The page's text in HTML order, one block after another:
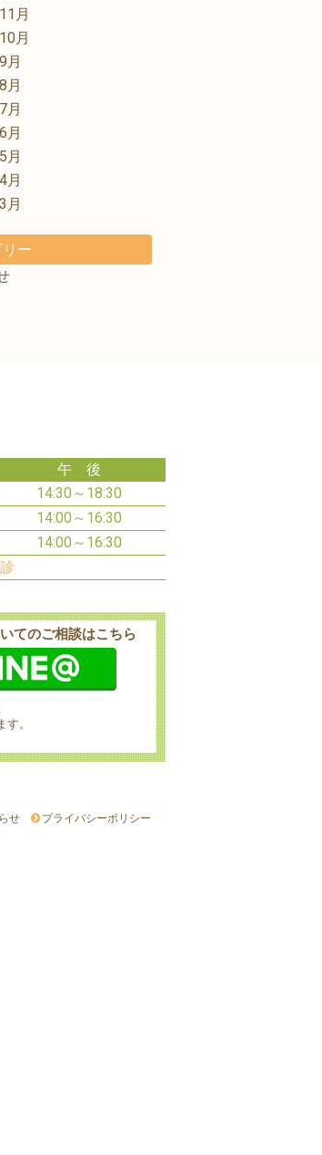
月
月
月
月
月
月
月
月
月
ー
午 後
14:30～18:30
14:00～16:30
14:00～16:30
てのご相談はこちら
。
せ
プライバシーポリシー